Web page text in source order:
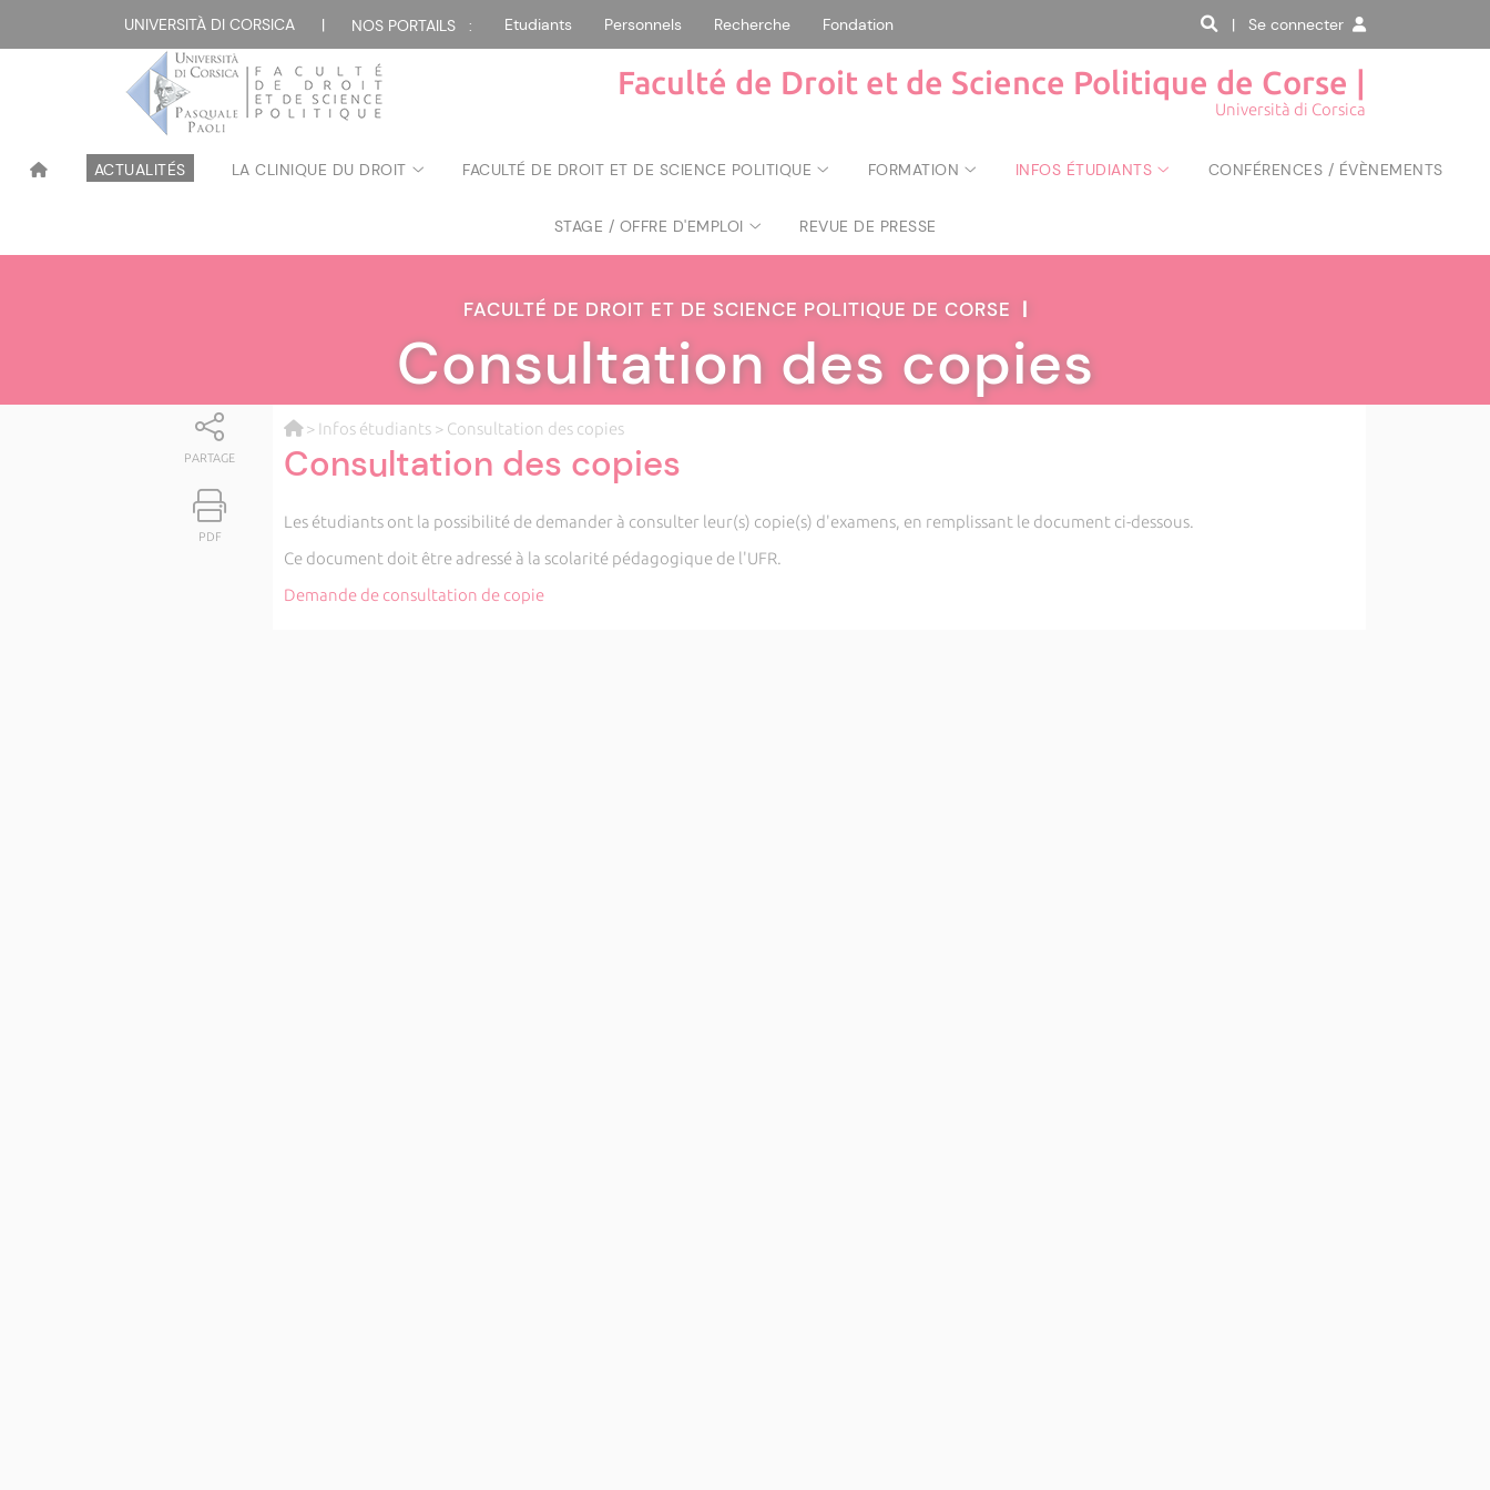
UNIVERSITÀ DI CORSICA | NOS PORTAILS : Etudiants Personnels Recherche Fondation | Se connecter
Faculté de Droit et de Science Politique de Corse |
Università di Corsica
ACTUALITÉS LA CLINIQUE DU DROIT FACULTÉ DE DROIT ET DE SCIENCE POLITIQUE FORMATION INFOS ÉTUDIANTS CONFÉRENCES / ÉVÈNEMENTS
STAGE / OFFRE D'EMPLOI REVUE DE PRESSE
FACULTÉ DE DROIT ET DE SCIENCE POLITIQUE DE CORSE |
Consultation des copies
PARTAGE
PDF
> Infos étudiants > Consultation des copies
Consultation des copies
Les étudiants ont la possibilité de demander à consulter leur(s) copie(s) d'examens, en remplissant le document ci-dessous.
Ce document doit être adressé à la scolarité pédagogique de l'UFR.
Demande de consultation de copie